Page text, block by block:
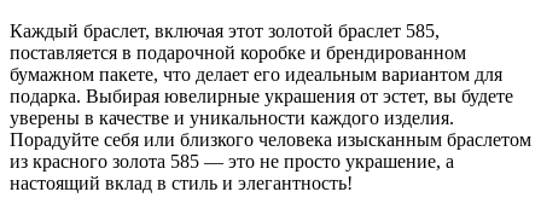
Каждый браслет, включая этот золотой браслет 585,
поставляется в подарочной коробке и брендированном
бумажном пакете, что делает его идеальным вариантом для
подарка. Выбирая ювелирные украшения от эстет, вы будете
уверены в качестве и уникальности каждого изделия.
Порадуйте себя или близкого человека изысканным браслетом
из красного золота 585 — это не просто украшение, а
настоящий вклад в стиль и элегантность!